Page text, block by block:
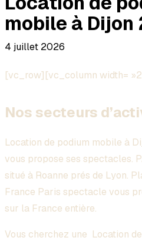
mobile à Dijon
4 juillet 2026
[vc_row][vc_column width=
Nos secteurs
Location de podium mobile à
vous propose ses spectacles.
situé à Roanne prés de Lyon.
France Paris spectacle vous
sur la France entière.
Vous cherchez une Location